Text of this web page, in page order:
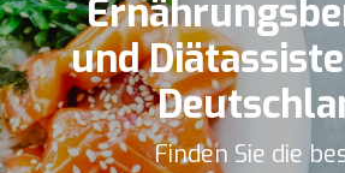
und
Finden Sie die